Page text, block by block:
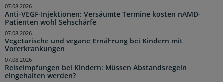
Anti-VEGF-Injektionen: Versäumte Termine kosten nAMD-
Patienten wohl Sehschärfe
07.08.2026
Vegetarische und vegane Ernährung bei Kindern mit
Vorerkrankungen
07.08.2026
Reiseimpfungen bei Kindern: Müssen Abstandsregeln
eingehalten werden?
07.08.2026